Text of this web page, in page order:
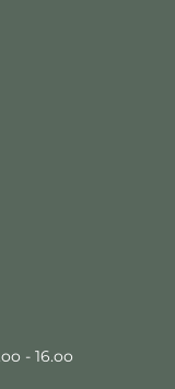
- 16.oo